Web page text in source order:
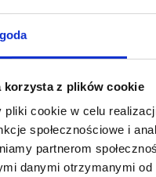
korzysta z plików cookie
cookie w celu
społecznościowe i
partnerom
danymi otrzymanymi